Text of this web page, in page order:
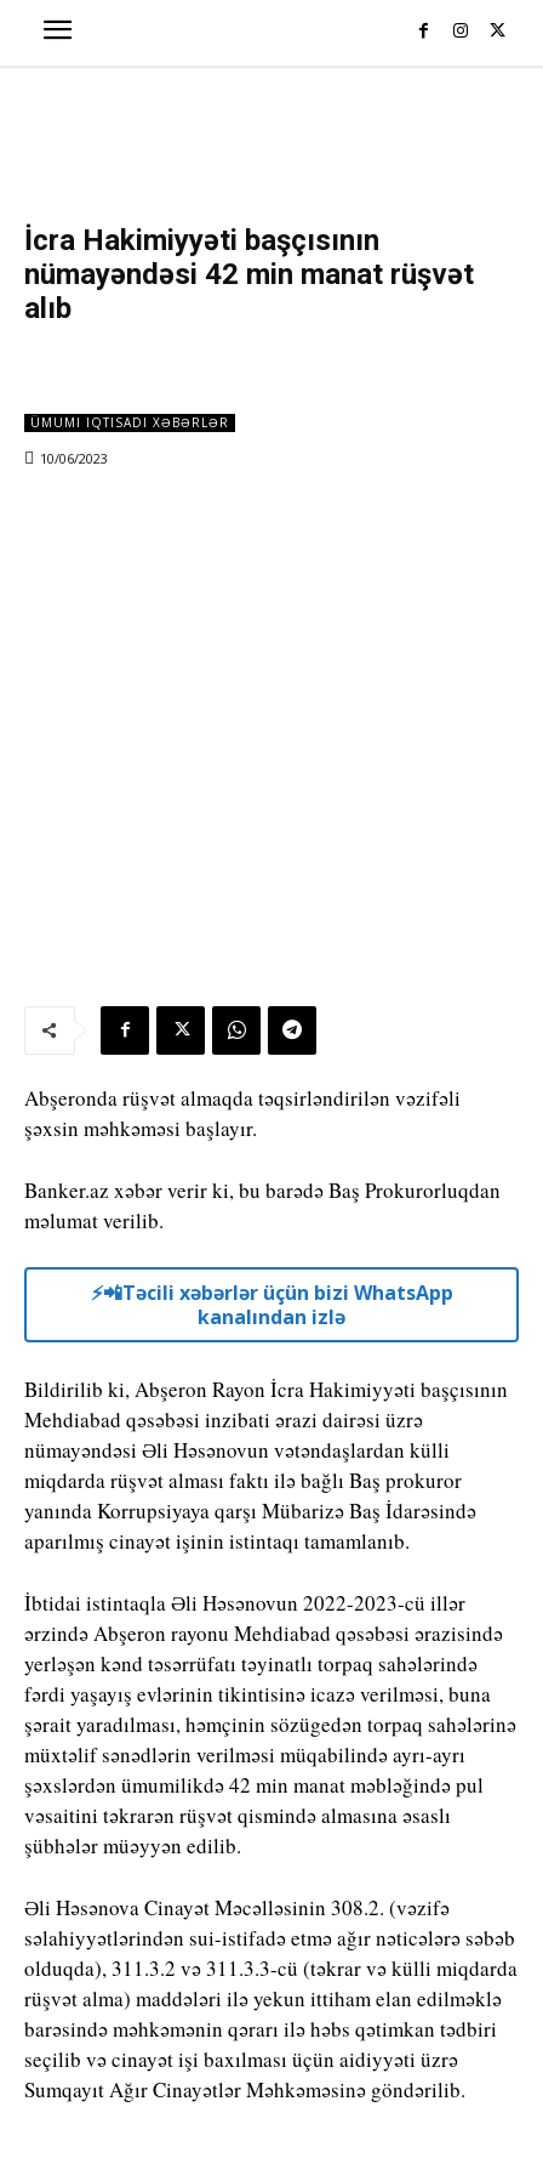
İcra Hakimiyyəti başçısının
nümayəndəsi 42 min manat rüşvət
alıb
ÜMUMI IQTISADI XƏBƏRLƏR
10/06/2023
Abşeronda rüşvət almaqda təqsirləndirilən vəzifəli
şəxsin məhkəməsi başlayır.
Banker.az xəbər verir ki, bu barədə Baş Prokurorluqdan
məlumat verilib.
⚡️📲Təcili xəbərlər üçün bizi WhatsApp
kanalından izlə
Bildirilib ki, Abşeron Rayon İcra Hakimiyyəti başçısının
Mehdiabad qəsəbəsi inzibati ərazi dairəsi üzrə
nümayəndəsi Əli Həsənovun vətəndaşlardan külli
miqdarda rüşvət alması faktı ilə bağlı Baş prokuror
yanında Korrupsiyaya qarşı Mübarizə Baş İdarəsində
aparılmış cinayət işinin istintaqı tamamlanıb.
İbtidai istintaqla Əli Həsənovun 2022-2023-cü illər
ərzində Abşeron rayonu Mehdiabad qəsəbəsi ərazisində
yerləşən kənd təsərrüfatı təyinatlı torpaq sahələrində
fərdi yaşayış evlərinin tikintisinə icazə verilməsi, buna
şərait yaradılması, həmçinin sözügedən torpaq sahələrinə
müxtəlif sənədlərin verilməsi müqabilində ayrı-ayrı
şəxslərdən ümumilikdə 42 min manat məbləğində pul
vəsaitini təkrarən rüşvət qismində almasına əsaslı
şübhələr müəyyən edilib.
Əli Həsənova Cinayət Məcəlləsinin 308.2. (vəzifə
səlahiyyətlərindən sui-istifadə etmə ağır nəticələrə səbəb
olduqda), 311.3.2 və 311.3.3-cü (təkrar və külli miqdarda
rüşvət alma) maddələri ilə yekun ittiham elan edilməklə
barəsində məhkəmənin qərarı ilə həbs qətimkan tədbiri
seçilib və cinayət işi baxılması üçün aidiyyəti üzrə
Sumqayıt Ağır Cinayətlər Məhkəməsinə göndərilib.